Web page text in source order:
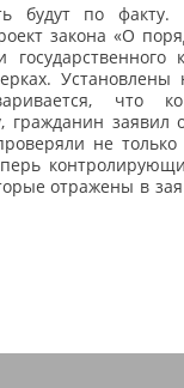
будут по факту.
закона «О
что
гражданин заявил
не только
отражены в